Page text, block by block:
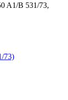
A1/B 531/73,